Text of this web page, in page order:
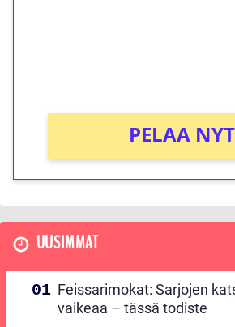
PELAA NYT
UUSIMMAT
Feissarimokat: Sarjojen
vaikeaa – tässä todiste